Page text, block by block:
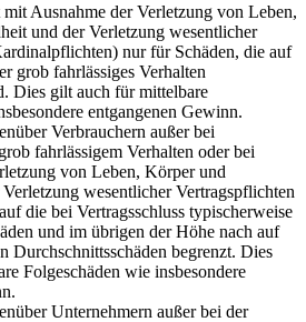
Ausnahme der Verletzung von Leben,
und der Verletzung wesentlicher
nur für Schäden, die auf
grob fahrlässiges Verhalten
Dies gilt auch für mittelbare
entgangenen Gewinn.
Verbrauchern außer bei
fahrlässigem Verhalten oder bei
von Leben, Körper und
wesentlicher Vertragspflichten
die bei Vertragsschluss typischerweise
und im übrigen der Höhe nach auf
Durchschnittsschäden begrenzt. Dies
Folgeschäden wie insbesondere
Unternehmern außer bei der